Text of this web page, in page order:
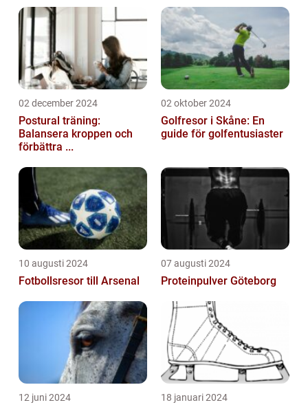
02 december 2024
Postural träning:
Balansera kroppen och
förbättra ...
02 oktober 2024
Golfresor i Skåne: En
guide för golfentusiaster
10 augusti 2024
Fotbollsresor till Arsenal
07 augusti 2024
Proteinpulver Göteborg
12 juni 2024 18 januari 2024